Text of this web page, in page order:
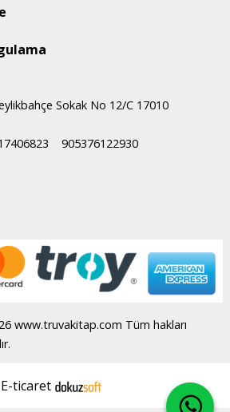
Sokak No 12/C 17010
905376122930
www.truvakitap.com Tüm hakları
E-ticaret